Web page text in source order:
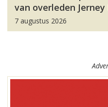
van overleden Jerney
7 augustus 2026